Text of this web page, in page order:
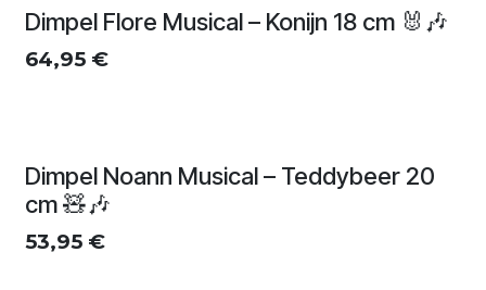
Dimpel Flore Musical – Konijn 18 cm 🐰🎶
64,95 €
Dimpel Noann Musical – Teddybeer 20
cm 🧸🎶
53,95 €